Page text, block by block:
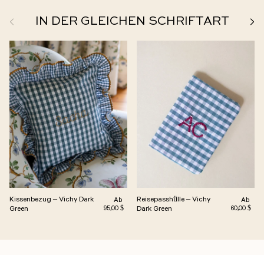
Zurück IN DER GLEICHEN SCHRIFTART
Kissenbezug – Vichy Dark
Green
Normalpreis
Ab
95,00 $
Reisepasshülle – Vichy
Dark Green
Ab
60,00 $